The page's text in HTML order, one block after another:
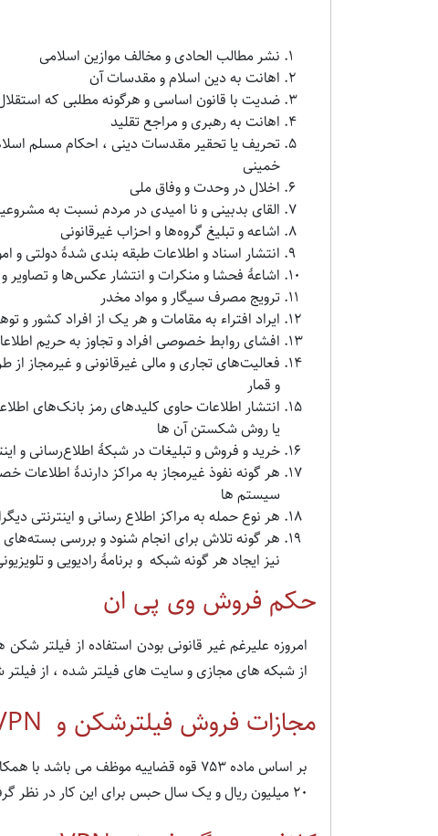
نشر مطالب الحادی و مخالف موازین اسلامی
اهانت به دین اسلام و مقدسات آن
ضدیت با قانون اساسی و هرگونه مطلبی که
اهانت به رهبری و مراجع تقلید
تحریف یا تحقیر مقدسات دینی ، احکام مسلم
خمینی
اخلال در وحدت و وفاق ملی
القای بدبینی و نا امیدی در مردم نسبت به
اشاعه و تبلیغ گروه‌ها و احزاب غیرقانونی
انتشار اسناد و اطلاعات طبقه‌ بندی شدهٔ دولتی و
اشاعهٔ فحشا و منکرات و انتشار عکس‌ها و
ترویج مصرف سیگار و مواد مخدر
ایراد افتراء به مقامات و هر یک از افراد کشور
افشای روابط خصوصی افراد و تجاوز به حریم
فعالیت‌های تجاری و مالی غیرقانونی و غیرمجاز
و قمار
انتشار اطلاعات حاوی کلیدهای رمز بانک‌های
یا روش شکستن آن‌ ها
خرید و فروش و تبلیغات در شبکهٔ اطلاع‌رسانی و
هر گونه نفوذ غیرمجاز به مراکز دارندهٔ
سیستم‌ ها
هر نوع حمله به مراکز اطلاع‌ رسانی و اینترنتی
هر گونه تلاش برای انجام شنود و بررسی
نیز ایجاد هر گونه شبکه و برنامهٔ رادیویی و
حکم فروش وی پی ان
امروزه علیرغم غیر قانونی بودن استفاده از فیلتر
از شبکه های مجازی و سایت های فیلتر شده ، از
مجازات فروش فیلترشکن و
بر اساس ماده 753 قوه قضاییه موظف می
20 میلیون ریال و یک سال حبس برای این کار در نظر گرفته شده است .